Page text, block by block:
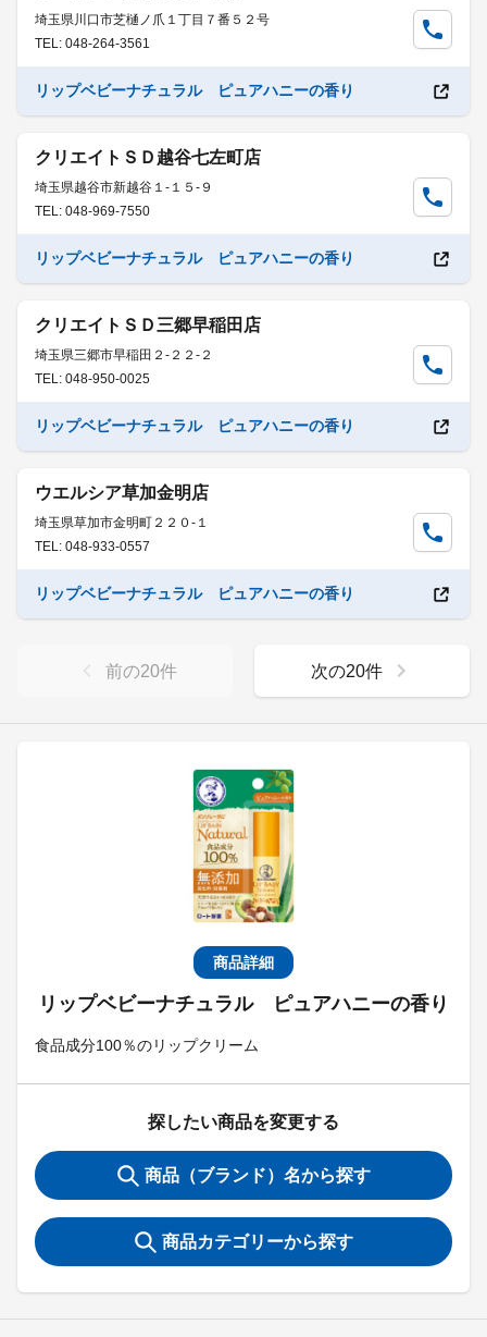
商品詳細
リップベビーナチュラル ピュアハニーの香り
食品成分100％のリップクリーム
探したい商品を変更する
商品（ブランド）名から探す
商品カテゴリーから探す
埼玉県川口市芝樋ノ爪１丁目７番５２号
TEL: 048-264-3561
リップベビーナチュラル ピュアハニーの香り
クリエイトＳＤ越谷七左町店
埼玉県越谷市新越谷１-１５-９
TEL: 048-969-7550
リップベビーナチュラル ピュアハニーの香り
クリエイトＳＤ三郷早稲田店
埼玉県三郷市早稲田２-２２-２
TEL: 048-950-0025
リップベビーナチュラル ピュアハニーの香り
ウエルシア草加金明店
埼玉県草加市金明町２２０-１
TEL: 048-933-0557
リップベビーナチュラル ピュアハニーの香り
前の20件 次の20件